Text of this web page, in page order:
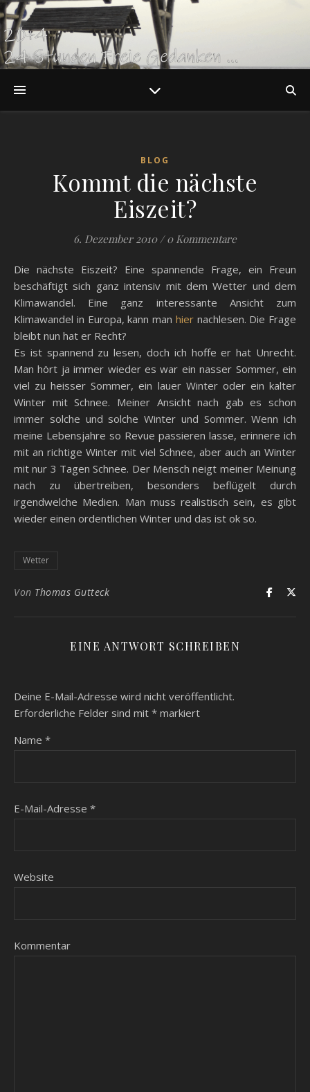
BLOG
Kommt die nächste
Eiszeit?
6. Dezember 2010 / 0 Kommentare
Die nächste Eiszeit? Eine spannende Frage, ein Freun
beschäftigt sich ganz intensiv mit dem Wetter und dem
Klimawandel. Eine ganz interessante Ansicht zum
Klimawandel in Europa, kann man hiernachlesen. Die Frage
bleibt nun hat er Recht?
Es ist spannend zu lesen, doch ich hoffe er hat Unrecht.
Man hört ja immer wieder es war ein nasser Sommer, ein
viel zu heisser Sommer, ein lauer Winter oder ein kalter
Winter mit Schnee. Meiner Ansicht nach gab es schon
immer solche und solche Winter und Sommer. Wenn ich
meine Lebensjahre so Revue passieren lasse, erinnere ich
mit an richtige Winter mit viel Schnee, aber auch an Winter
mit nur 3 Tagen Schnee. Der Mensch neigt meiner Meinung
nach zu übertreiben, besonders beflügelt durch
irgendwelche Medien. Man muss realistisch sein, es gibt
wieder einen ordentlichen Winter und das ist ok so.
Wetter
Von Thomas Gutteck
EINE ANTWORT SCHREIBEN
Deine E-Mail-Adresse wird nicht veröffentlicht.
Erforderliche Felder sind mit * markiert
Name *
E-Mail-Adresse *
Website
Kommentar